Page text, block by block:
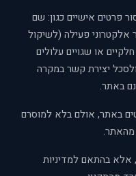
פרטים אישיים כגון: שם
אלקטרוני פעילה (לשיקול
או שגויים עלולים
יצירת קשר במקרה
באתר.
באתר, אולם בלא למוסרם
מהאתר.
בהתאם למדיניות